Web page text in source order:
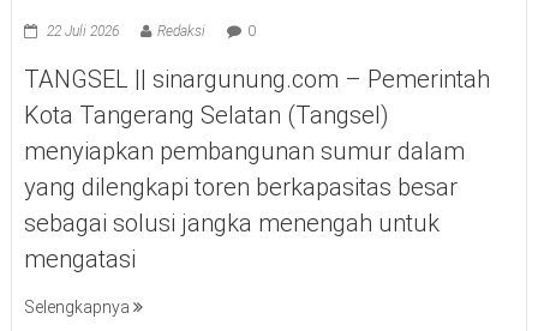
22 Juli 2026 Redaksi 0
TANGSEL || sinargunung.com – Pemerintah
Kota Tangerang Selatan (Tangsel)
menyiapkan pembangunan sumur dalam
yang dilengkapi toren berkapasitas besar
sebagai solusi jangka menengah untuk
mengatasi
Selengkapnya